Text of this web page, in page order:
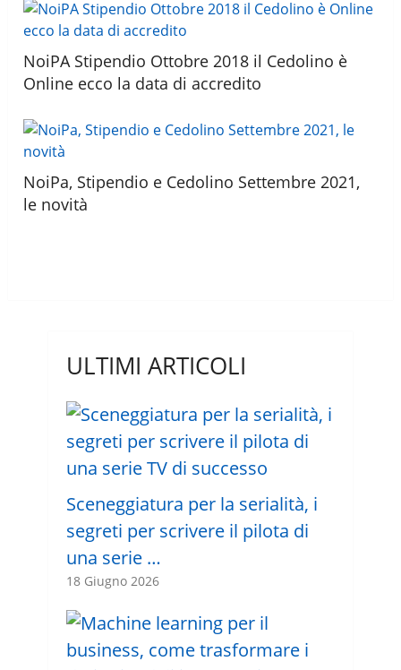
NoiPA Stipendio Ottobre 2018 il Cedolino è
Online ecco la data di accredito
NoiPa, Stipendio e Cedolino Settembre 2021,
le novità
ULTIMI ARTICOLI
Sceneggiatura per la serialità, i
segreti per scrivere il pilota di
una serie …
18 Giugno 2026